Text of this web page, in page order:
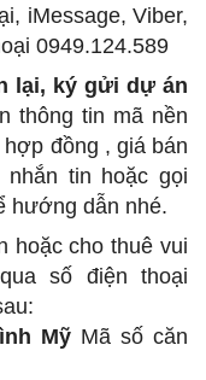
iMessage, Viber,
0949.124.589
lại, ký gửi dự án
thông tin mã nền
đồng , giá bán
tin hoặc gọi
hướng dẫn nhé.
hoặc cho thuê vui
số điện thoại
Mỹ Mã số căn